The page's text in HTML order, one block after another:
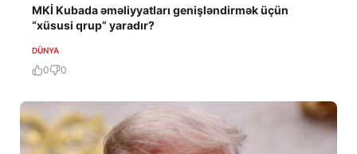
MKİ Kubada əməliyyatları genişləndirmək üçün
“xüsusi qrup” yaradır?
DÜNYA
0 0